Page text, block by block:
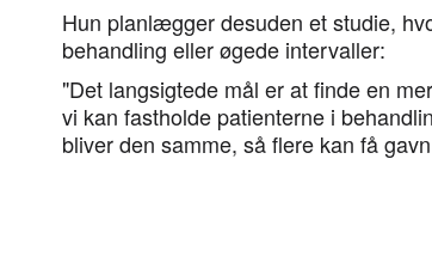
Hun planlægger desuden et studie,
behandling eller øgede intervaller:
"Det langsigtede mål er at finde en
vi kan fastholde patienterne i
bliver den samme, så flere kan få